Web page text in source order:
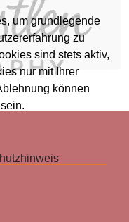
um grundlegende
zu
sind stets aktiv,
nur mit Ihrer
können